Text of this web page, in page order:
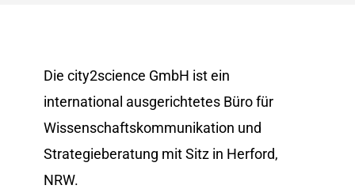
Die city2science GmbH ist ein
international ausgerichtetes Büro für
Wissenschaftskommunikation und
Strategieberatung mit Sitz in Herford,
NRW.